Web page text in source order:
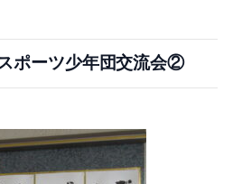
ポーツ少年団交流会②